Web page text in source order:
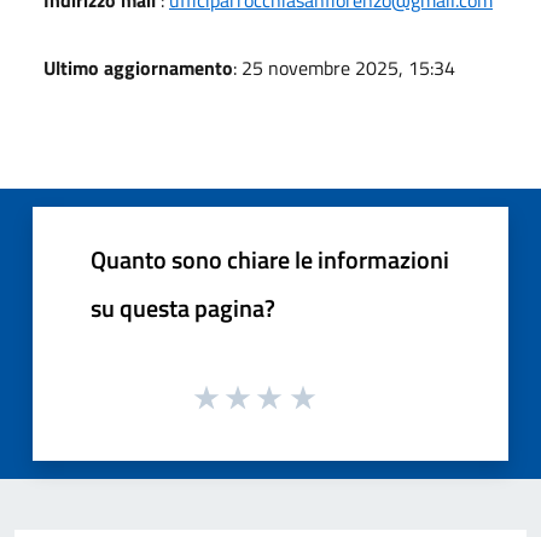
Ultimo aggiornamento: 25 novembre 2025, 15:34
Quanto sono chiare le informazioni
su questa pagina?